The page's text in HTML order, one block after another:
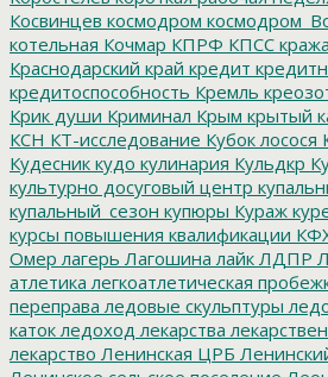
Косвинцев космодром
котельная Кочмар КПРФ КПСС кража
Краснодарский край кредит
кредитоспособность Кремль
Крик души Криминал Крым крытый
КСН КТ-исследование Кубок лосося
Кудесник кудо кулинария Кульдкр
культурно досуговый центр
купальный_сезон купюры Кураж
курсы повышения квалификации
Омер лагерь Лагошина лайк ЛДПР
атлетика легкоатлетическая
переправа ледовые скульптуры
каток ледоход лекарства
лекарство Ленинская ЦРБ